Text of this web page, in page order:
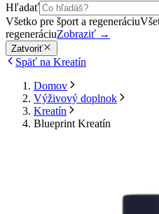
Hľadať
Všetko pre šport a regeneráciu
regeneráciuZobraziť →
Zatvoriť
Späť na Kreatín
Domov
Výživový doplnok
Kreatín
Blueprint Kreatín